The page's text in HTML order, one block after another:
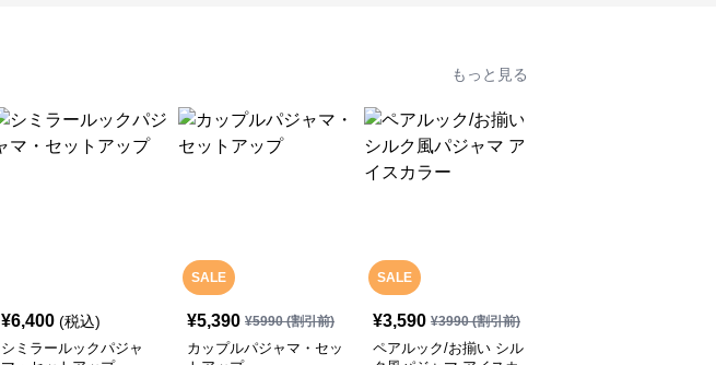
もっと見る
¥6,400 (税込)
シミラールックパジャ
SALE
¥5,390 ¥5990(割引前)
カップルパジャマ・セッ
SALE
¥3,590 ¥3990(割引前)
ペアルック/お揃い シル